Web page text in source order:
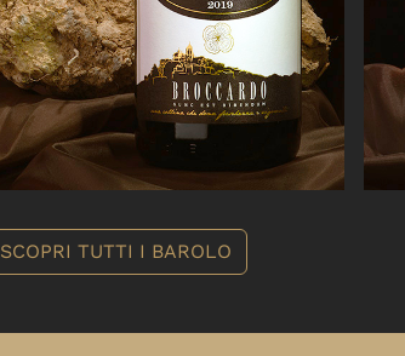
SCOPRI TUTTI I BAROLO